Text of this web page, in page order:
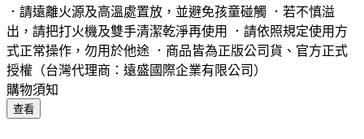
．請遠離火源及高溫處置放，並避免孩童碰觸 ．若不慎溢
出，請把打火機及雙手清潔乾淨再使用 ．請依照規定使用方
式正常操作，勿用於他途 ．商品皆為正版公司貨、官方正式
授權（台灣代理商：遠盛國際企業有限公司）
購物須知
查看